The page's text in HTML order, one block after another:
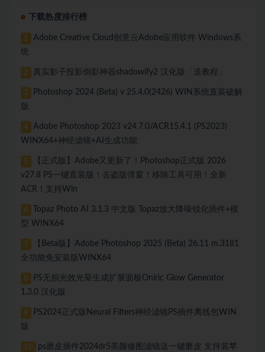
下载热度排行榜
1
Adobe Creative Cloud创意云Adobe应用软件 Windows系
统
2 真实影子投影倒影神器shadowify2 汉化版「送教程」
3
Photoshop 2024 (Beta) v 25.4.0(2426) WIN系统直装破解
版
4
Adobe Photoshop 2023 v24.7.0/ACR15.4.1 (PS2023)
WINX64+神经滤镜+AI生成功能
5
【正式版】Adobe又更新了！Photoshop正式版 2026
v27.8 PS一键直装版！去盗版弹窗！移除工具可用！全新
ACR！支持Win
6
Topaz Photo AI 3.1.3 中文版 Topaz放大降噪锐化插件+模
型 WINX64
7
【Beta版】Adobe Photoshop 2025 (Beta) 26.11 m.3181
全功能免安装版WINX64
8
PS无损光效光晕生成扩展面板Oniric Glow Generator
1.3.0 汉化版
9
PS2024正式版Neural Filters神经滤镜PS插件离线包WIN
版
10
ps磨皮插件2024dr5美颜修图滤镜送一键磨皮 支持装苹